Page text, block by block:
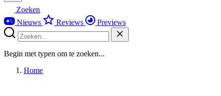
Zoeken
Nieuws
Reviews Previews
Begin met typen om te zoeken...
Home